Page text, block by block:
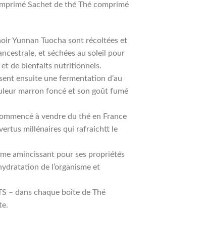
Sachet de thé Thé comprimé
Yunnan Tuocha sont récoltées et
et séchées au soleil pour
de bienfaits nutritionnels.
ensuite une fermentation d’au
marron foncé et son goût fumé
à vendre du thé en France
millénaires qui rafraichtt le
amincissant pour ses propriétés
de l’organisme et
– dans chaque boîte de Thé